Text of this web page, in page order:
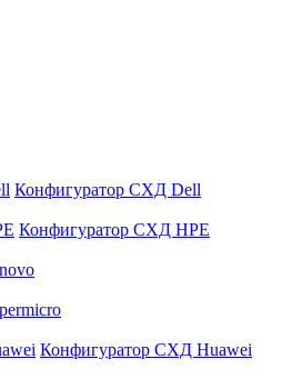
Конфигуратор СХД Dell
Конфигуратор СХД HPE
Конфигуратор СХД Huawei